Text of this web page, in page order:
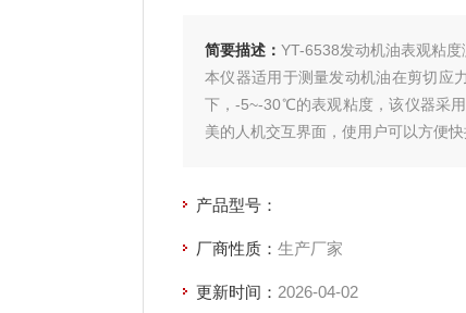
简要描述： YT-6538发动机油表观粘
本仪器适用于测量发动机油在剪切应
下，-5~-30℃的表观粘度，该仪器采
美的人机交互界面，使用户可以方便
产品型号：
厂商性质： 生产厂家
更新时间： 2026-04-02